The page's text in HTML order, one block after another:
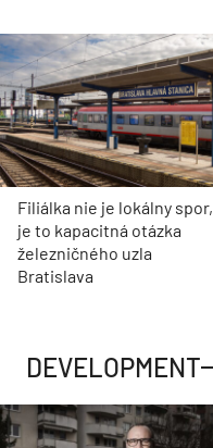
Filiálka nie je lokálny spor,
je to kapacitná otázka
železničného uzla
Bratislava
DEVELOPMENT